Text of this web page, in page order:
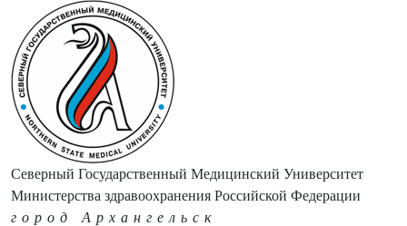
Северный Государственный Медицинский Университет
Министерства здравоохранения Российской Федерации
город Архангельск